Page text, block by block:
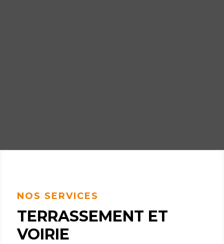
NOS SERVICES
TERRASSEMENT ET
VOIRIE